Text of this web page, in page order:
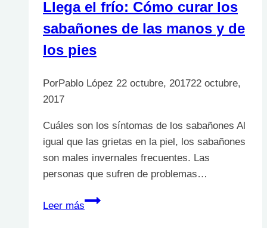
Llega el frío: Cómo curar los
sabañones de las manos y de
los pies
PorPablo López 22 octubre, 201722 octubre,
2017
Cuáles son los síntomas de los sabañones Al
igual que las grietas en la piel, los sabañones
son males invernales frecuentes. Las
personas que sufren de problemas…
Leer más
Llega